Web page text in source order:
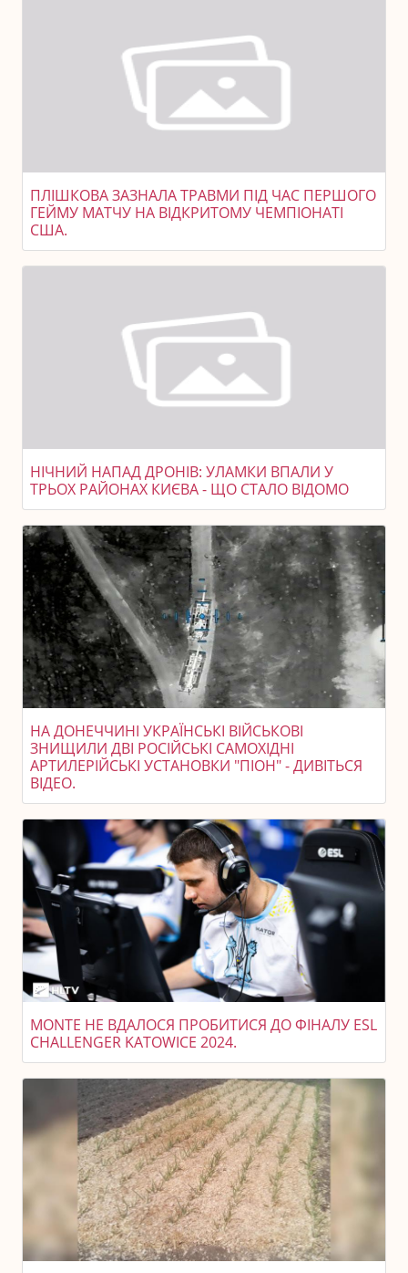
ПЛІШКОВА ЗАЗНАЛА ТРАВМИ ПІД ЧАС ПЕРШОГО
ГЕЙМУ МАТЧУ НА ВІДКРИТОМУ ЧЕМПІОНАТІ
США.
НІЧНИЙ НАПАД ДРОНІВ: УЛАМКИ ВПАЛИ У
ТРЬОХ РАЙОНАХ КИЄВА - ЩО СТАЛО ВІДОМО
НА ДОНЕЧЧИНІ УКРАЇНСЬКІ ВІЙСЬКОВІ
ЗНИЩИЛИ ДВІ РОСІЙСЬКІ САМОХІДНІ
АРТИЛЕРІЙСЬКІ УСТАНОВКИ "ПІОН" - ДИВІТЬСЯ
ВІДЕО.
MONTE НЕ ВДАЛОСЯ ПРОБИТИСЯ ДО ФІНАЛУ ESL
CHALLENGER KATOWICE 2024.